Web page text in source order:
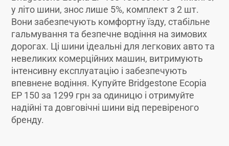
у літо шини, знос лише 5%, комплект з 2 шт.
Вони забезпечують комфортну їзду, стабільне
гальмування та безпечне водіння на зимових
дорогах. Ці шини ідеальні для легкових авто та
невеликих комерційних машин, витримують
інтенсивну експлуатацію і забезпечують
впевнене водіння. Купуйте Bridgestone Ecopia
EP 150 за 1299 грн за одиницю і отримуйте
надійні та довговічні шини від перевіреного
бренду.